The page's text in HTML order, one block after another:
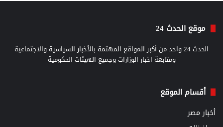
موقع الحدث 24
الحدث 24 واحد من أكبر المواقع المهتمة بالأخبار السياسية والاجتماعية
ومتابعة اخبار الوزارات وجميع الهيئات الحكومية
أقسام الموقع
أخبار مصر